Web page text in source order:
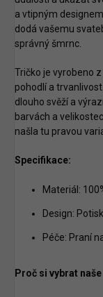
a vtipným
dodá vašemu
správný šmrnc.
Tričko je vyrobeno
pohodlí a
dlouho svěží a
barvách a
našla tu pravou
Specifikace:
Materiál:
Design:
Péče: Praní
Proč si vybrat